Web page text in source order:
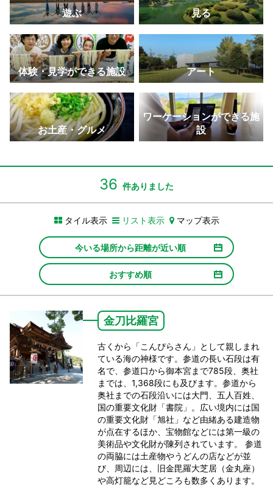
さぬきこどもの国
体験型の遊びを通して一日中家族で楽しめる大型児
童館。
玉藻公園（玉藻城）
鯛に餌をあげて自分の願いが叶う”鯛願成就”体験がで
高松中央商店街
アーケードが日本一長いことで知られる商店街。
ーで40分の島
「文化遺産としてのモダニズム建築20選」に選ばれ
た有名建築物
大串自然公園
海・山・風などの美しい自然が広がるレジャースポ
ット。
しろとり動物園
動物と距離が近い香川県唯一の動物園には、ホワイ
和三盆（讃州井筒屋敷）
まろやかで上品な甘みの和三盆糖で可愛らしい型抜
き体験ができる
世界的にも珍しい白と黒の縞模様ができた地質の名
津田の松原・琴林公園
金丸座
現存する日本最古の芝居小屋で「四国こんぴら歌舞
伎大芝居」開催
瀬戸大橋記念公園
本州と四国を結ぶ瀬戸大橋を望むなら最高のロケー
四国水族館
四国のダイナミックな水景を再現した四国最大級の
水族館。
灌漑用ため池としては日本最大級で6月にはゆる抜き
が実施される
総本山 善通寺
重塔がシンボル
父母ヶ浜
SNSで拡散！ウユニ塩湖のような写真が撮れる大人
気スポット。
高屋神社
標高404メートルにある天空の鳥居から市内と瀬戸
紫雲出山
ニューヨークタイムズにも取り上げられた桜の名所
は絶景
中世ヨーロッパの古城を思わせるアーチダム
讃岐うどんには欠かせない新鮮な伊吹いりこは出汁
にぴったり
寒霞渓
四季折々の景色を楽しめる。ロープウェイからの眺
めは絶景
二十四の瞳映画村
映画のロケ地で、どこか懐かしいノスタルジックな
オリーブ公園
約2,000本のオリーブ畑に囲まれた見どころ満載の
道の駅公園。
日本遺産認定！「備讃諸島の石の島の物語」の構成
文化財が点在
おさるの国 銚子渓
日開催。
遊ぶ 見る
体験・見学ができる施設 アート
お土産・グルメ
ワーケーションができる施
設
36 件ありました
タイル表示 リスト表示 マップ表示
今いる場所から距離が近い順
おすすめ順
金刀比羅宮
古くから「こんぴらさん」として親しまれ
ている海の神様です。参道の長い石段は有
名で、参道口から御本宮まで785段、奥社
までは、1,368段にも及びます。参道から
奥社までの石段沿いには大門、五人百姓、
国の重要文化財「書院」。広い境内には国
の重要文化財「旭社」など由緒ある建造物
が点在するほか、宝物館などには第一級の
美術品や文化財が陳列されています。 参道
の両脇には土産物やうどんの店などが並
び、周辺には、旧金毘羅大芝居（金丸座）
や高灯籠など見どころも数多くあります。